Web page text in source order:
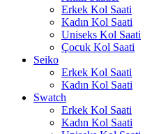
Erkek Kol Saati
Kadın Kol Saati
Uniseks Kol Saati
Çocuk Kol Saati
Seiko
Erkek Kol Saati
Kadın Kol Saati
Swatch
Erkek Kol Saati
Kadın Kol Saati